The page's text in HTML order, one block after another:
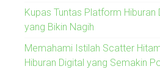
Kupas Tuntas Platform Hiburan
yang Bikin Nagih
Memahami Istilah Scatter
Hiburan Digital yang Semakin